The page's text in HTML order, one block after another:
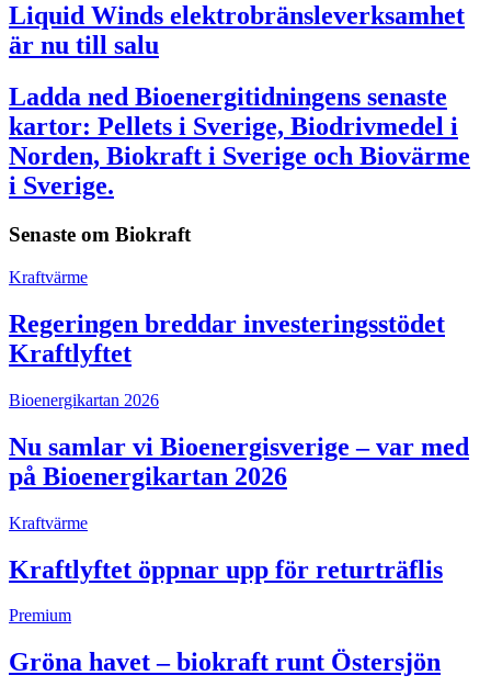
Liquid Winds elektrobränsleverksamhet
är nu till salu
Ladda ned Bioenergitidningens senaste
kartor: Pellets i Sverige, Biodrivmedel i
Norden, Biokraft i Sverige och Biovärme
i Sverige.
Senaste om Biokraft
Kraftvärme
Regeringen breddar investeringsstödet
Kraftlyftet
Bioenergikartan 2026
Nu samlar vi Bioenergisverige – var med
på Bioenergikartan 2026
Kraftvärme
Kraftlyftet öppnar upp för returträflis
Premium
Gröna havet – biokraft runt Östersjön